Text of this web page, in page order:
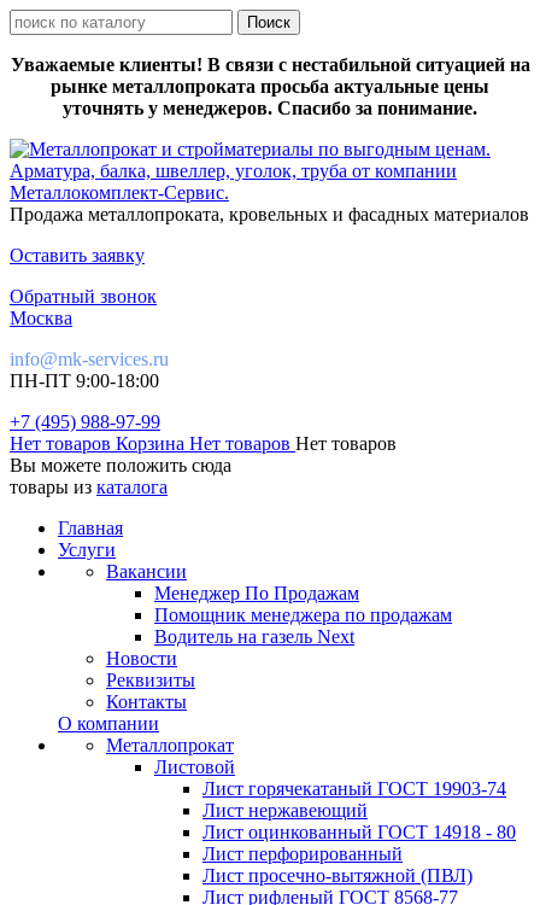
Уважаемые клиенты! В связи с нестабильной ситуацией на
рынке металлопроката просьба актуальные цены
уточнять у менеджеров. Спасибо за понимание.
Продажа металлопроката, кровельных и фасадных материалов
Оставить заявку
Обратный звонок
Москва
info@mk-services.ru
ПН-ПТ 9:00-18:00
+7 (495) 988-97-99
Нет товаров Корзина Нет товаров Нет товаров
Вы можете положить сюда
товары из каталога
Главная
Услуги
Вакансии
Менеджер По Продажам
Помощник менеджера по продажам
Водитель на газель Next
Новости
Реквизиты
Контакты
О компании
Металлопрокат
Листовой
Лист горячекатаный ГОСТ 19903-74
Лист нержавеющий
Лист оцинкованный ГОСТ 14918 - 80
Лист перфорированный
Лист просечно-вытяжной (ПВЛ)
Лист рифленый ГОСТ 8568-77